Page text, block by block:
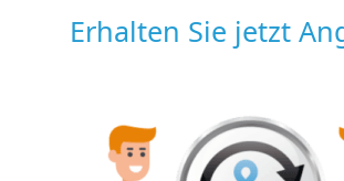
Erhalten Sie jetzt